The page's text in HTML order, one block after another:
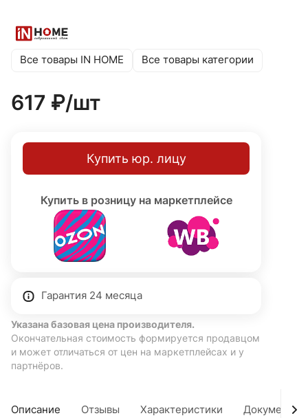
коннекторов, а шнур питания с евро вилкой
обеспечивает простоту подключения.
Все товары IN HOME Все товары категории
617 ₽/шт
Купить юр. лицу
Купить в розницу на маркетплейсе
Гарантия 24 месяца
Указана базовая цена производителя.
Окончательная стоимость формируется продавцом
и может отличаться от цен на маркетплейсах и у
партнёров.
Описание Отзывы Характеристики Документы